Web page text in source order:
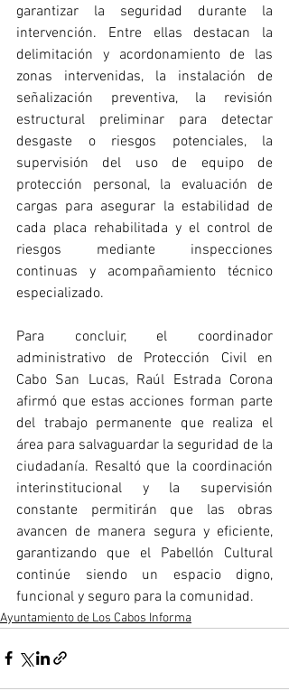
garantizar la seguridad durante la
intervención. Entre ellas destacan la
delimitación y acordonamiento de las
zonas intervenidas, la instalación de
señalización preventiva, la revisión
estructural preliminar para detectar
desgaste o riesgos potenciales, la
supervisión del uso de equipo de
protección personal, la evaluación de
cargas para asegurar la estabilidad de
cada placa rehabilitada y el control de
riesgos mediante inspecciones
continuas y acompañamiento técnico
especializado.
Para concluir, el coordinador
administrativo de Protección Civil en
Cabo San Lucas, Raúl Estrada Corona
afirmó que estas acciones forman parte
del trabajo permanente que realiza el
área para salvaguardar la seguridad de la
ciudadanía. Resaltó que la coordinación
interinstitucional y la supervisión
constante permitirán que las obras
avancen de manera segura y eficiente,
garantizando que el Pabellón Cultural
continúe siendo un espacio digno,
funcional y seguro para la comunidad.
Ayuntamiento de Los Cabos Informa